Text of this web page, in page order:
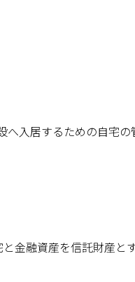
入居するための自宅の
金融資産を信託財産と